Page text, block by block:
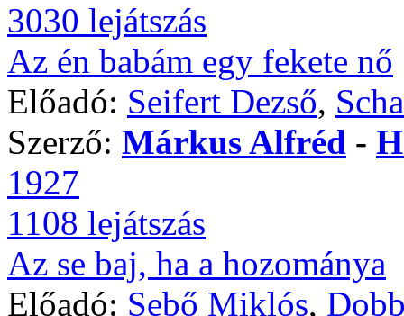
3030 lejátszás
Az én babám egy fekete nő
Előadó: Seifert Dezső,
Szerző: Márkus Alfréd -
1927
1108 lejátszás
Az se baj, ha a hozománya
Előadó: Sebő Miklós,